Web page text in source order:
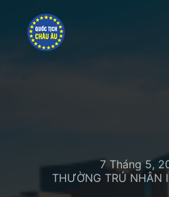
7 Tháng 5,
THƯỜNG TRÚ NHÂN